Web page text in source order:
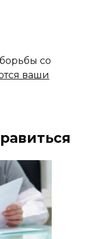
со
ваши